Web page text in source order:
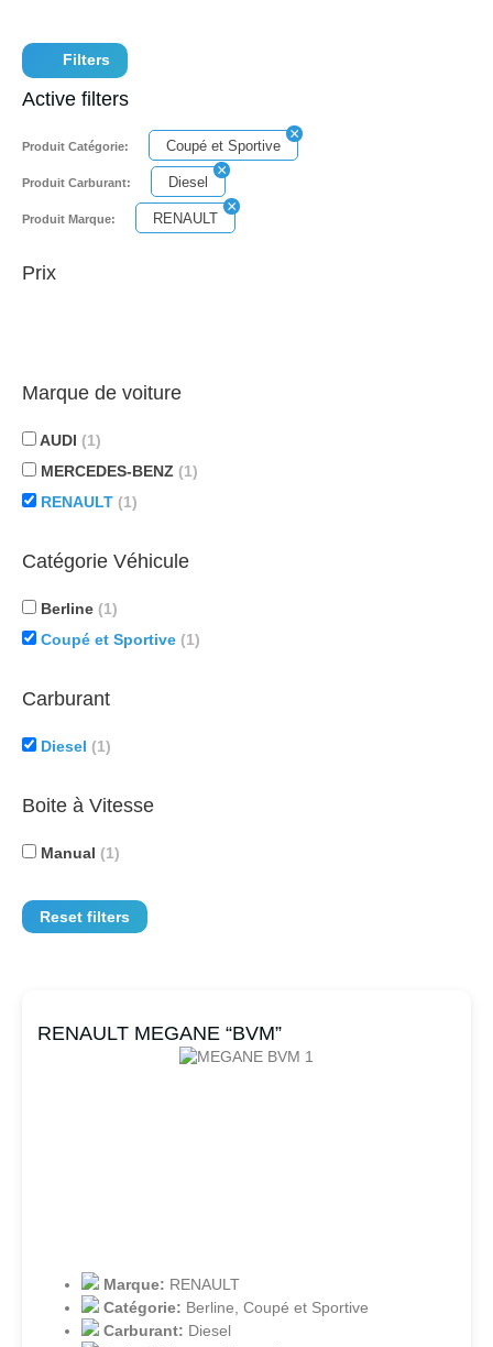
Filters
Active filters
Produit Catégorie: Coupé et Sportive
Produit Carburant: Diesel
Produit Marque: RENAULT
Prix
Marque de voiture
AUDI (1)
MERCEDES-BENZ (1)
RENAULT (1)
Catégorie Véhicule
Berline (1)
Coupé et Sportive (1)
Carburant
Diesel (1)
Boite à Vitesse
Manual (1)
Reset filters
RENAULT MEGANE “BVM”
Marque: RENAULT
Catégorie: Berline Coupé et Sportive
Carburant: Diesel